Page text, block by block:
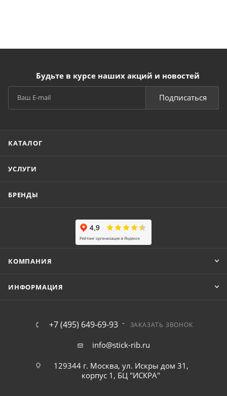
Будьте в курсе наших акций и новостей
Подписаться
КАТАЛОГ
УСЛУГИ
БРЕНДЫ
КОМПАНИЯ
ИНФОРМАЦИЯ
+7 (495) 649-69-93 ЗАКАЗАТЬ ЗВОНОК
info@stick-rib.ru
129344 г. Москва, ул. Искры дом 31,
корпус 1, БЦ "ИСКРА"